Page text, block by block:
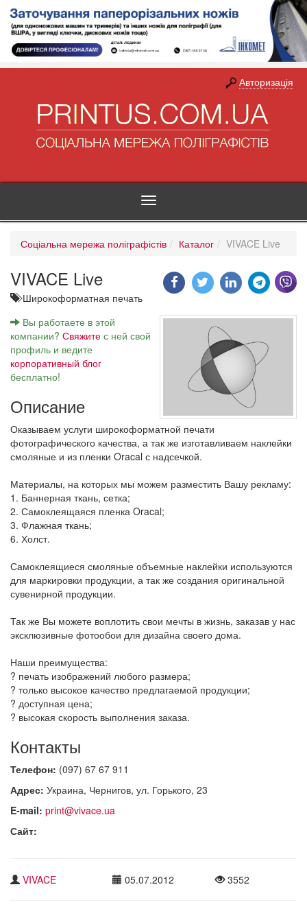
Авторизація
Toggle
Соціальна мережа поліграфістів Каталог VIVACE Live
VIVACE Live
Широкоформатная печать
Вы работаете в этой
компании? Свяжите с ней свой
профиль и ведите
корпоративный блог
бесплатно!
Описание
Оказываем услуги широкоформатной печати
фотографического качества, а так же изготавливаем наклейки
смоляные и из пленки Oracal с надсечкой.
Материалы, на которых мы можем разместить Вашу рекламу:
1. Баннерная ткань, сетка;
2. Самоклеящаяся пленка Oracal;
3. Флажная ткань;
6. Холст.
Самоклеящиеся смоляные объемные наклейки используются
для маркировки продукции, а так же создания оригинальной
сувенирной продукции.
Так же Вы можете воплотить свои мечты в жизнь, заказав у нас
эксклюзивные фотообои для дизайна своего дома.
Наши преимущества:
? печать изображений любого размера;
? только высокое качество предлагаемой продукции;
? доступная цена;
? высокая скорость выполнения заказа.
Контакты
Телефон: (097) 67 67 911
Адрес: Украина, Чернигов, ул. Горького, 23
E-mail: print@vivace.ua
Сайт:
VIVACE 05.07.2012 3552